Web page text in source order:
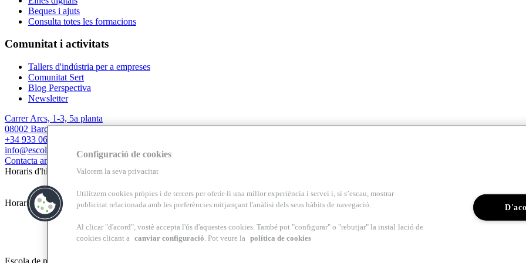
Beques i ajuts
Consulta totes les formacions
Comunitat i activitats
Tallers d'indústria per a empreses
Comunitat Sert
Blog Perspectiva
Newsletter
Carrer Arcs, 1-3, 5a planta
08002 Barcelona
+34 933 067 844
info@escolasert.com
Contacta amb nosaltres
Horaris d'hivern: DLL a DJ de 8.30 a 16.30 h / DV de 8.30 a 14 h.
Horaris d’estiu (24/6 al 11/9) DLL a DV de 8.30 a 14 h.
Configuració de cookies
Valorem la seva privacitat
Utilitzem cookies pròpies i de tercers per oferir-li una millor experiència i servei i, si s’escau, mostrar
publicitat relacionada amb les preferències mitjançant l'anàlisi dels seus hàbits de navegació.
Al clicar "d'acord", vostè accepta l'ús d'aquestes cookies. També pot "configurar" o "rebutjar" la instal·lació de
cookies clicant a canviar configuració. Pot veure la política de cookies